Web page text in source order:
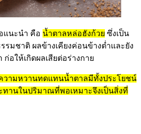
แนะนำ คือ น้ำตาลหล่อฮังก้วย ซึ่งเป็น
รมชาติ ผลข้างเคียงค่อนข้างต่ำและยัง
อให้เกิดผลเสียต่อร่างกาย
วามหวานทดแทนน้ำตาลมีทั้งประโยชน์
ทานในปริมาณที่พอเหมาะจึงเป็นสิ่งที่